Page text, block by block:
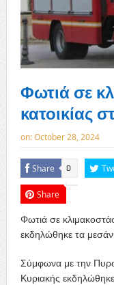
Φωτιά σε
κατοικίας
on:October 28, 2024
Share 0
Share
Φωτιά σε
εκδηλώθηκε τα
Σύμφωνα με την
Κυριακής